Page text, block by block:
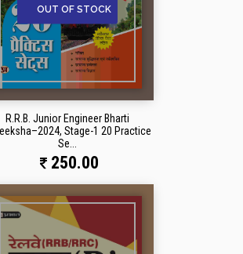
OUT OF STOCK
R.R.B. Junior Engineer Bharti
Stage-1 20 Practice
Se...
250.00